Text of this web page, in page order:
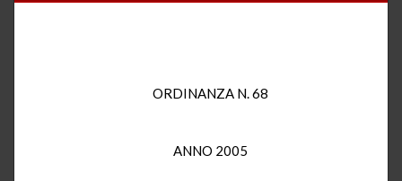
ORDINANZA N. 68
ANNO 2005